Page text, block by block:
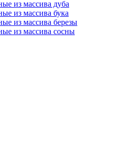
из массива дуба
из массива бука
из массива березы
из массива сосны